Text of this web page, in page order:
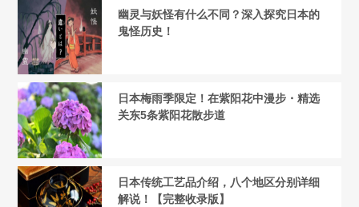
幽灵与妖怪有什么不同？深入探究日本的
鬼怪历史！
日本梅雨季限定！在紫阳花中漫步・精选
关东5条紫阳花散步道
日本传统工艺品介绍，八个地区分别详细
解说！【完整收录版】